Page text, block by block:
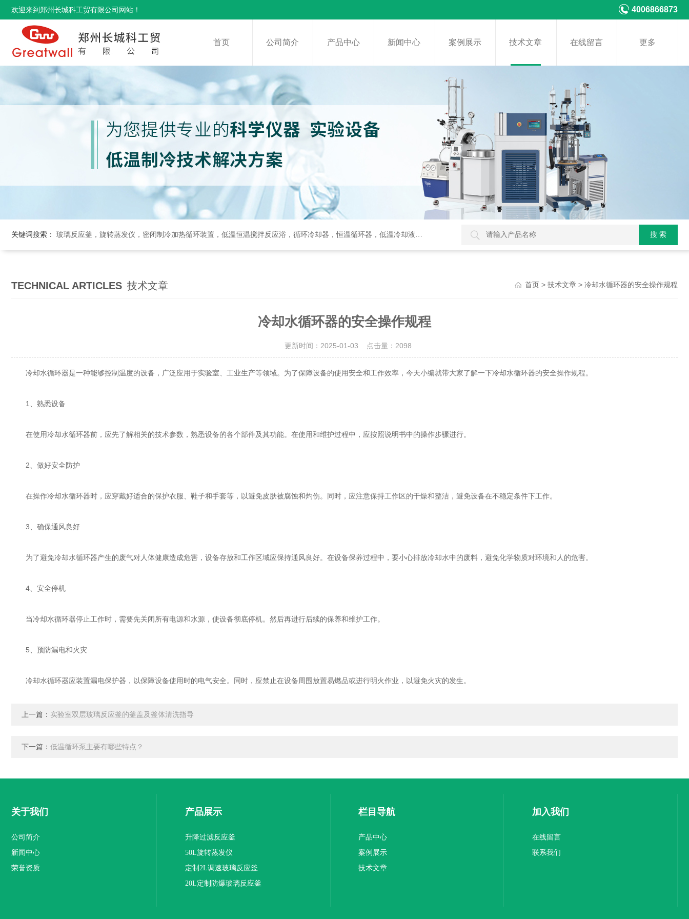
欢迎来到郑州长城科工贸有限公司网站！ 4006866873
首页 公司简介 产品中心 新闻中心 案例展示 技术文章 在线留言 更多
关键词搜索： 玻璃反应釜，旋转蒸发仪，密闭制冷加热循环装置，低温恒温搅拌反应浴，循环冷却器，恒温循环器，低温冷却液循环泵，循环水式多用真空泵，集热式恒温磁力搅拌浴等
TECHNICAL ARTICLES 技术文章 首页 > 技术文章 > 冷却水循环器的安全操作规程
冷却水循环器的安全操作规程
更新时间：2025-01-03 点击量： 2098
冷却水循环器是一种能够控制温度的设备，广泛应用于实验室、工业生产等领域。为了保障设备的使用安全和工作效率，今天小编就带大家了解一下冷却水循环器的安全操作规程。
1、熟悉设备
在使用冷却水循环器前，应先了解相关的技术参数，熟悉设备的各个部件及其功能。在使用和维护过程中，应按照说明书中的操作步骤进行。
2、做好安全防护
在操作冷却水循环器时，应穿戴好适合的保护衣服、鞋子和手套等，以避免皮肤被腐蚀和灼伤。同时，应注意保持工作区的干燥和整洁，避免设备在不稳定条件下工作。
3、确保通风良好
为了避免冷却水循环器产生的废气对人体健康造成危害，设备存放和工作区域应保持通风良好。在设备保养过程中，要小心排放冷却水中的废料，避免化学物质对环境和人的危害。
4、安全停机
当冷却水循环器停止工作时，需要先关闭所有电源和水源，使设备彻底停机。然后再进行后续的保养和维护工作。
5、预防漏电和火灾
冷却水循环器应装置漏电保护器，以保障设备使用时的电气安全。同时，应禁止在设备周围放置易燃品或进行明火作业，以避免火灾的发生。
上一篇： 实验室双层玻璃反应釜的釜盖及釜体清洗指导
下一篇： 低温循环泵主要有哪些特点？
关于我们
公司简介
新闻中心
荣誉资质
产品展示
升降过滤反应釜
50L旋转蒸发仪
定制2L调速玻璃反应釜
20L定制防爆玻璃反应釜
栏目导航
产品中心
案例展示
技术文章
加入我们
在线留言
联系我们